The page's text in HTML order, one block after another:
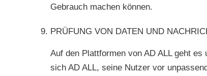
Gebrauch machen können.
PRÜFUNG VON DATEN UND
Auf den Plattformen von AD ALL geht
sich AD ALL, seine Nutzer vor